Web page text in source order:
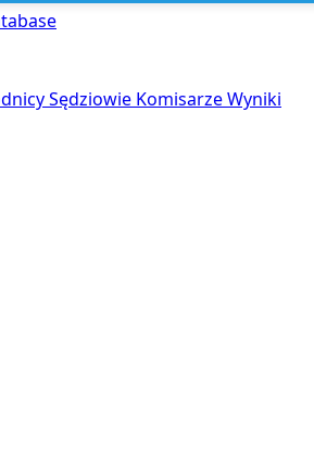
Sędziowie KomisarzeWyniki